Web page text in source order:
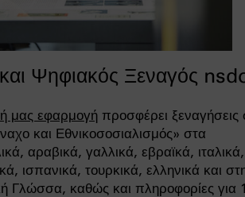
Ψηφιακός Ξεναγός
μας εφαρμογή προσφέρει ξεναγήσεις
και Εθνικοσοσιαλισμός» στα
αραβικά, γαλλικά, εβραϊκά, ιταλικά,
ισπανικά, τουρκικά, ελληνικά και
Γλώσσα, καθώς και πληροφορίες για